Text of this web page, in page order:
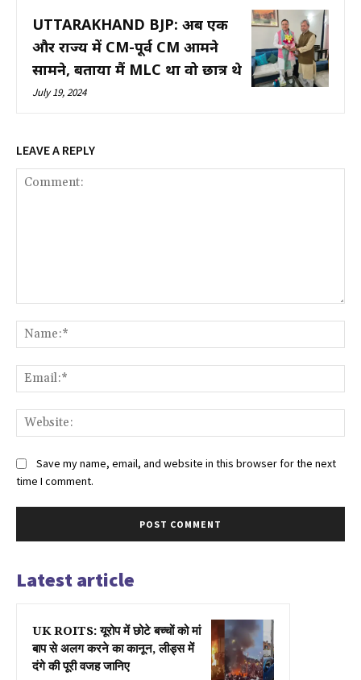
UTTARAKHAND BJP: अब एक
और राज्य में CM-पूर्व CM आमने
सामने, बताया मैं MLC था वो छात्र थे
July 19, 2024
LEAVE A REPLY
Save my name, email, and website in this browser for the next
time I comment.
Latest article
UK ROITS: यूरोप में छोटे बच्चों को मां
बाप से अलग करने का कानून, लीड्स में
दंगे की पूरी वजह जानिए